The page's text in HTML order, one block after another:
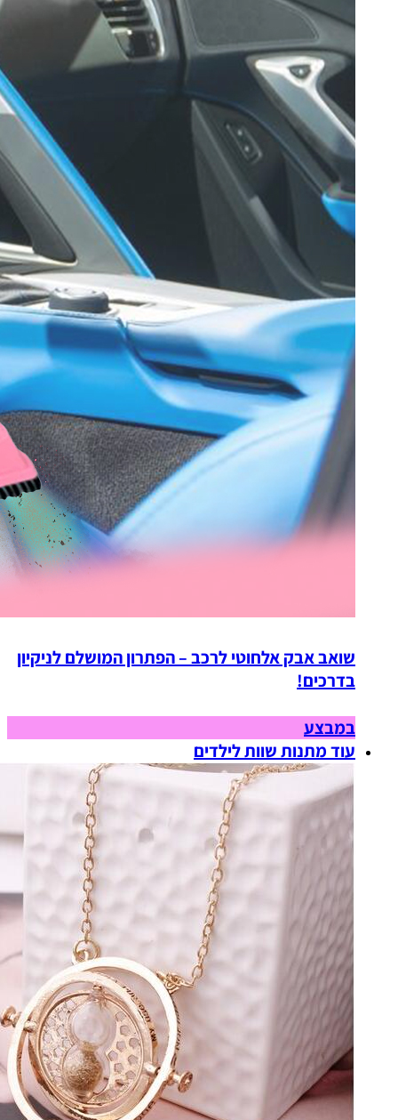
שואב אבק אלחוטי לרכב – הפתרון המושלם לניקיון
בדרכים!
במבצע
עוד מתנות שוות לילדים